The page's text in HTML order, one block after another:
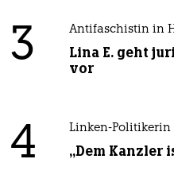
3 Antifaschistin in
Lina E. geht
vor
4 Linken-Politikerin
„Dem Kanzler